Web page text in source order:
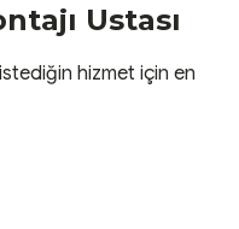
Ustası
hizmet için en